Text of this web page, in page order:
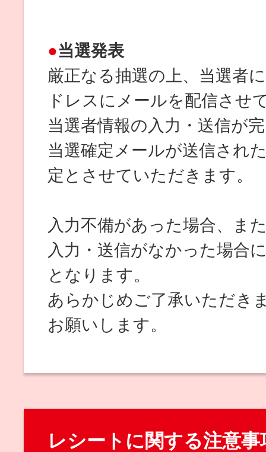
当選発表
厳正なる抽選の上、当選者
ドレスにメールを配信させ
当選者情報の入力・送信が
当選確定メールが送信され
定とさせていただきます。
入力不備があった場合、ま
入力・送信がなかった場合
となります。
あらかじめご了承いただき
お願いします。
レシートに関する注意事